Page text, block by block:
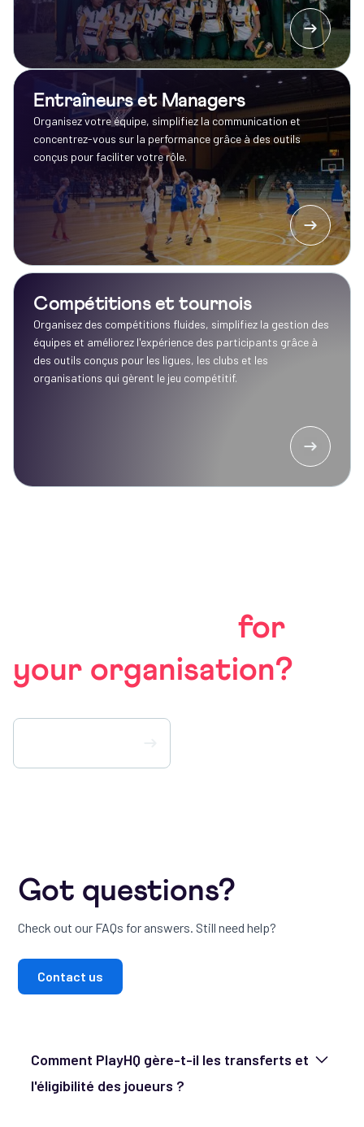
Entraîneurs et Managers
Organisez votre équipe, simplifiez la communication et
concentrez-vous sur la performance grâce à des outils
conçus pour faciliter votre rôle.
Compétitions et tournois
Organisez des compétitions fluides, simplifiez la gestion des
équipes et améliorez l'expérience des participants grâce à
des outils conçus pour les ligues, les clubs et les
organisations qui gèrent le jeu compétitif.
for
your organisation?
Got questions?
Check out our FAQs for answers. Still need help?
Contact us
Comment PlayHQ gère-t-il les transferts et
l'éligibilité des joueurs ?